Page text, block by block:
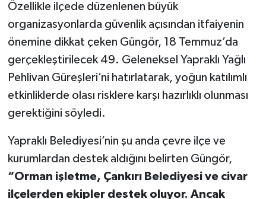
Özellikle ilçede düzenlenen büyük
organizasyonlarda güvenlik açısından itfaiyenin
önemine dikkat çeken Güngör, 18 Temmuz’da
gerçekleştirilecek 49. Geleneksel Yapraklı Yağlı
Pehlivan Güreşleri’ni hatırlatarak, yoğun katılımlı
etkinliklerde olası risklere karşı hazırlıklı olunması
gerektiğini söyledi.
Yapraklı Belediyesi’nin şu anda çevre ilçe ve
kurumlardan destek aldığını belirten Güngör,
“Orman işletme, Çankırı Belediyesi ve civar
ilçelerden ekipler destek oluyor. Ancak